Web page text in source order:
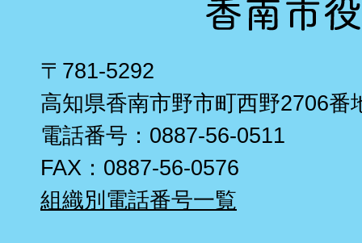
〒781-5292
高知県香南市野市町西野2706番
電話番号：0887-56-0511
FAX：0887-56-0576
組織別電話番号一覧